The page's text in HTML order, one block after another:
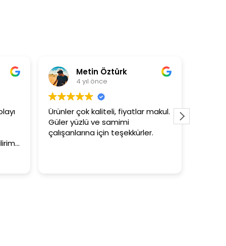
Metin Öztürk
çok kaliteli, fiyatlar makul.
yüzlü ve samimi
için teşekkürler.
Asli Ersoy
3+1 evin kagidini